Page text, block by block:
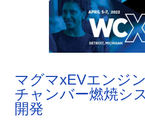
マグマxEVエンジ
チャンバー燃焼シ
開発